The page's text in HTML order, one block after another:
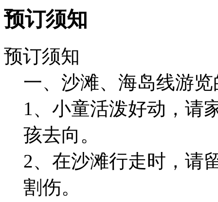
预订须知
预订须知
一、沙滩、海岛线游
1、小童活泼好动，请
孩去向。
2、在沙滩行走时，请
割伤。